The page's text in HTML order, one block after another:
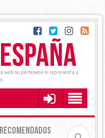
web no pertenece ni representa a